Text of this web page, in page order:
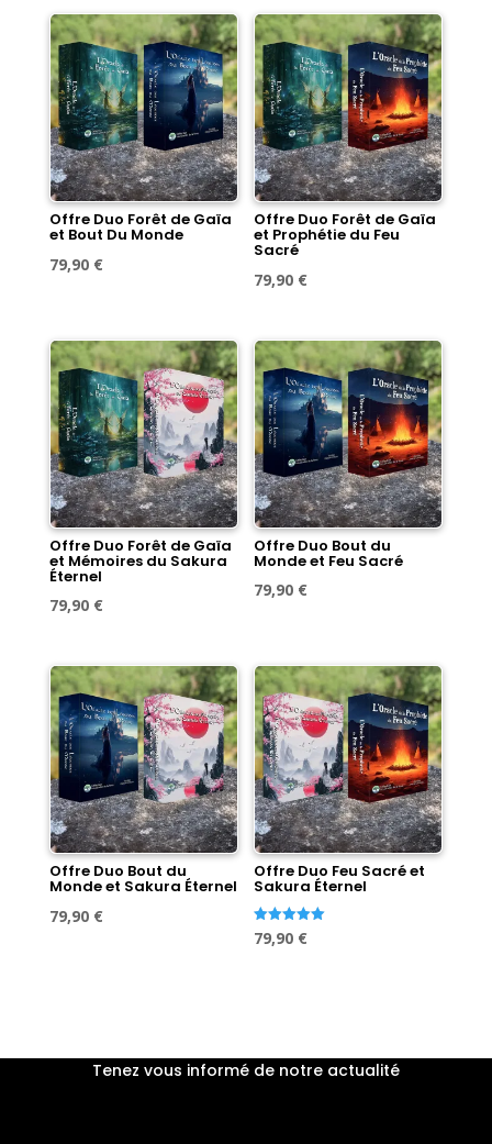
Offre Duo Forêt de Gaïa
et Bout Du Monde
Le
était :
89,60 €.
79,90 €Le
est :
79,90 €.
Offre Duo Forêt de Gaïa
et Prophétie du Feu
Sacré
Le
était :
89,60 €.
79,90 €Le
est :
79,90 €.
Offre Duo Forêt de Gaïa
et Mémoires du Sakura
Éternel
Le
initial
était :
89,60 €.
79,90 €Le
actuel
est :
79,90 €.
Offre Duo Bout du
Monde et Feu Sacré
Le
était :
89,60 €.
79,90 €Le
est :
79,90 €.
Offre Duo Bout du
Monde et Sakura Éternel
Le
79,90 €Le
Offre Duo Feu Sacré et
Sakura Éternel
Note
5.00
Le
79,90 €Le
Tenez vous informé de notre actualité